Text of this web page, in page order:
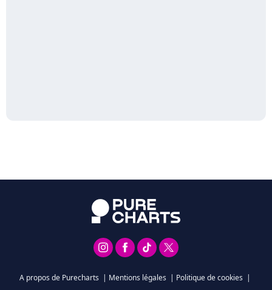
A propos de Purecharts | Mentions légales | Politique de cookies |